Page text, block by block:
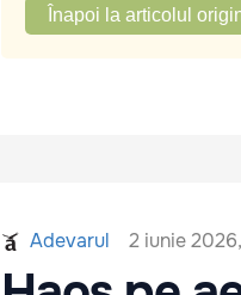
Înapoi la articolul
Adevarul 2 iunie